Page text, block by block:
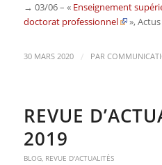
→ 03/06 – « Enseignement
doctorat professionnel
»,
30 MARS 2020 / PAR
REVUE
2019
BLOG, REVUE D'ACTUALITÉS